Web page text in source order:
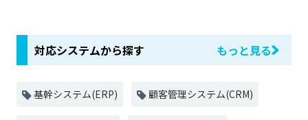
対応システムから探す もっと見る
基幹システム(ERP) 顧客管理システム(CRM)